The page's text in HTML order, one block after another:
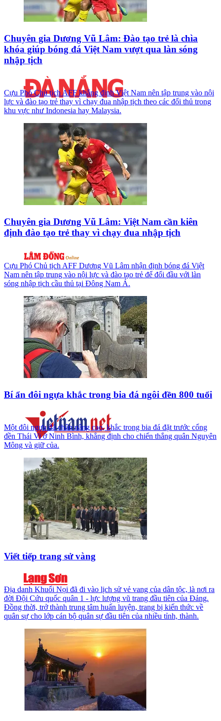
Chuyên gia Dương Vũ Lâm: Đào tạo trẻ là chìa
khóa giúp bóng đá Việt Nam vượt qua làn sóng
nhập tịch
Cựu Phó Chủ tịch AFF khẳng định Việt Nam nên tập trung vào nội
lực và đào tạo trẻ thay vì chạy đua nhập tịch theo các đối thủ trong
khu vực như Indonesia hay Malaysia.
Chuyên gia Dương Vũ Lâm: Việt Nam cần kiên
định đào tạo trẻ thay vì chạy đua nhập tịch
Cựu Phó Chủ tịch AFF Dương Vũ Lâm nhận định bóng đá Việt
Nam nên tập trung vào nội lực và đào tạo trẻ để đối đầu với làn
sóng nhập tịch cầu thủ tại Đông Nam Á.
Bí ẩn đôi ngựa khắc trong bia đá ngôi đền 800 tuổi
Một đôi ngựa đá chân nâng cao, khắc trong bia đá đặt trước cổng
đền Thái Vi ở Ninh Bình, khẳng định cho chiến thắng quân Nguyên
Mông và giữ của.
Viết tiếp trang sử vàng
Địa danh Khuổi Nọi đã đi vào lịch sử vẻ vang của dân tộc, là nơi ra
đời Đội Cứu quốc quân 1 - lực lượng vũ trang đầu tiên của Đảng.
Đồng thời, trở thành trung tâm huấn luyện, trang bị kiến thức về
quân sự cho lớp cán bộ quân sự đầu tiên của nhiều tỉnh, thành.